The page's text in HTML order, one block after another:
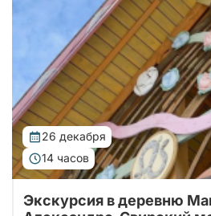
берегу Рощинского озера и
деревню Мандроги с
26 декабря
14 часов
Экскурсия в деревню